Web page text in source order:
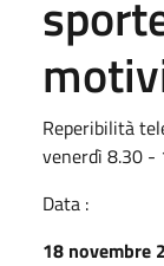
Reperibilità
venerdì 8.30 -
Data :
18 novembre